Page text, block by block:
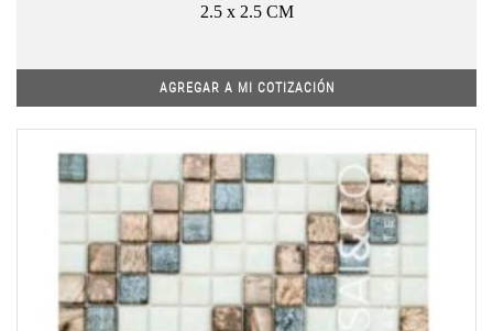
2.5 x 2.5 CM
AGREGAR A MI COTIZACIÓN